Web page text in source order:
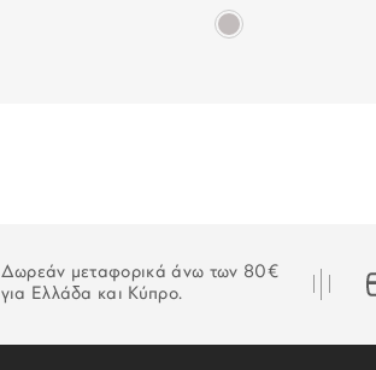
Δωρεάν μεταφορικά άνω των 80€
για Ελλάδα και Κύπρο.